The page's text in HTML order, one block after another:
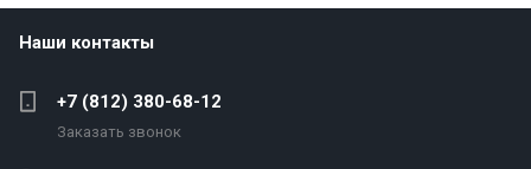
Наши контакты
+7 (812) 380-68-12
Заказать звонок